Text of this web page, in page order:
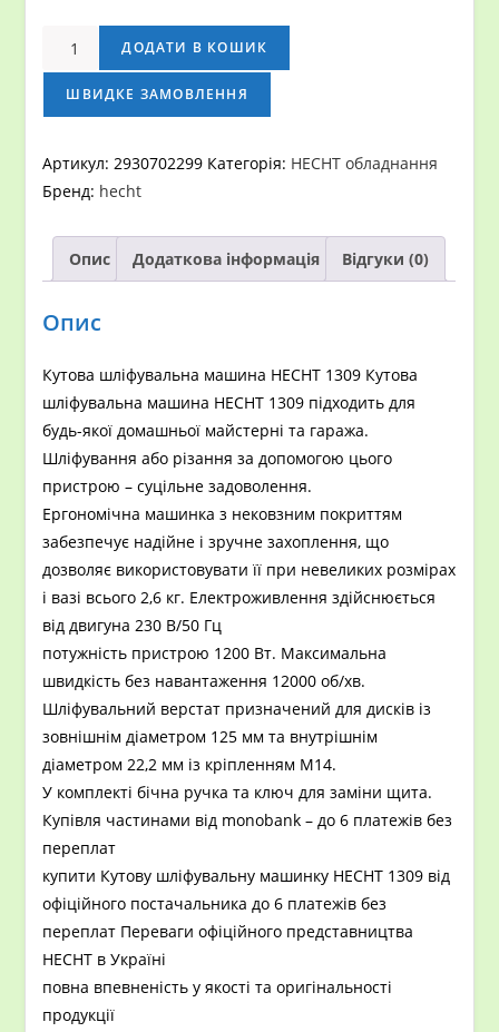
Кутова
шліфувальна
машина
HECHT
кількість
ДОДАТИ В КОШИК
ШВИДКЕ ЗАМОВЛЕННЯ
Артикул:2930702299 Категорія: HECHT обладнання
Бренд: hecht
Опис Додаткова інформація Відгуки (0)
Опис
Кутова шліфувальна машина HECHT 1309 Кутова
шліфувальна машина HECHT 1309 підходить для
будь-якої домашньої майстерні та гаража.
Шліфування або різання за допомогою цього
пристрою – суцільне задоволення.
Ергономічна машинка з нековзним покриттям
забезпечує надійне і зручне захоплення, що
дозволяє використовувати її при невеликих розмірах
і вазі всього 2,6 кг. Електроживлення здійснюється
від двигуна 230 В/50 Гц
потужність пристрою 1200 Вт. Максимальна
швидкість без навантаження 12000 об/хв.
Шліфувальний верстат призначений для дисків із
зовнішнім діаметром 125 мм та внутрішнім
діаметром 22,2 мм із кріпленням M14.
У комплекті бічна ручка та ключ для заміни щита.
Купівля частинами від monobank – до 6 платежів без
переплат
купити Кутову шліфувальну машинку HECHT 1309 від
офіційного постачальника до 6 платежів без
переплат Переваги офіційного представництва
HECHT в Україні
повна впевненість у якості та оригінальності
продукції